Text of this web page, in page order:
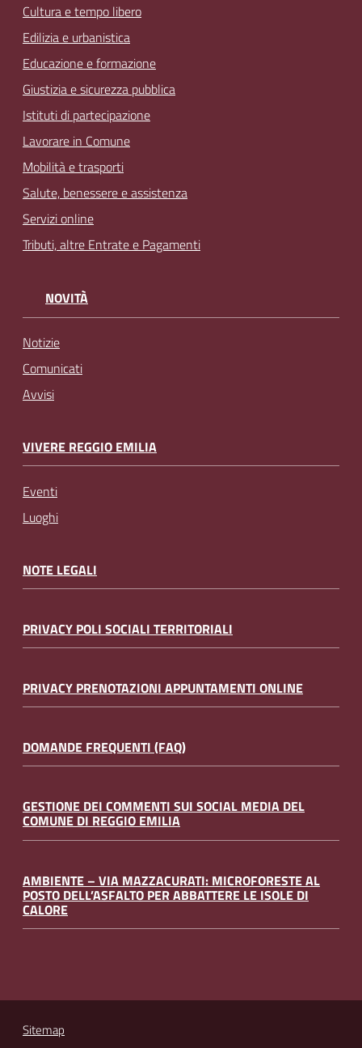
Cultura e tempo libero
Edilizia e urbanistica
Educazione e formazione
Giustizia e sicurezza pubblica
Istituti di partecipazione
Lavorare in Comune
Mobilità e trasporti
Salute, benessere e assistenza
Servizi online
Tributi, altre Entrate e Pagamenti
NOVITÀ
Notizie
Comunicati
Avvisi
VIVERE REGGIO EMILIA
Eventi
Luoghi
NOTE LEGALI
PRIVACY POLI SOCIALI TERRITORIALI
PRIVACY PRENOTAZIONI APPUNTAMENTI ONLINE
DOMANDE FREQUENTI (FAQ)
GESTIONE DEI COMMENTI SUI SOCIAL MEDIA DEL
COMUNE DI REGGIO EMILIA
AMBIENTE – VIA MAZZACURATI: MICROFORESTE AL
POSTO DELL’ASFALTO PER ABBATTERE LE ISOLE DI
CALORE
Sitemap